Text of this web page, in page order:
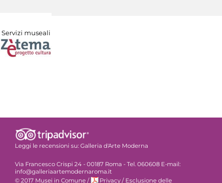
Servizi museali
Leggi le recensioni su: Galleria d'Arte Moderna
Via Francesco Crispi 24 - 00187 Roma - Tel. 060608 E-mail:
info@galleriaartemodernaroma.it
© 2017 Musei in Comune / Privacy / Esclusione delle